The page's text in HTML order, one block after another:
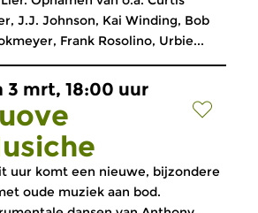
J.J. Johnson, Kai Winding, Bob
Frank Rosolino, Urbie...
3 mrt, 18:00 uur
uur komt een nieuwe, bijzondere
oude muziek aan bod.